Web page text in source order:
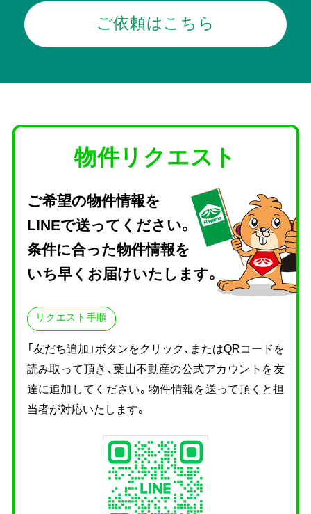
ご依頼はこちら
物件リクエスト
ご希望の物件情報を
LINEで送ってください。
条件に合った物件情報を
いち早くお届けいたします。
リクエスト手順
「友だち追加」ボタンをクリック、またはQRコードを
読み取って頂き、葉山不動産の公式アカウントを友
達に追加してください。物件情報を送って頂くと担
当者が対応いたします。